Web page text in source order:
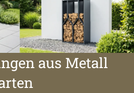
aus Metall